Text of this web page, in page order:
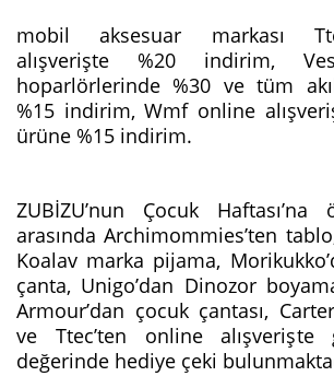
mobil aksesuar markası
alışverişte %20 indirim,
hoparlörlerinde %30 ve tüm
%15 indirim, Wmf online
ürüne %15 indirim.
ZUBİZU’nun Çocuk
arasında Archimommies’ten
Koalav marka pijama,
çanta, Unigo’dan Dinozor
Armour’dan çocuk çantası,
ve Ttec’ten online
değerinde hediye çeki